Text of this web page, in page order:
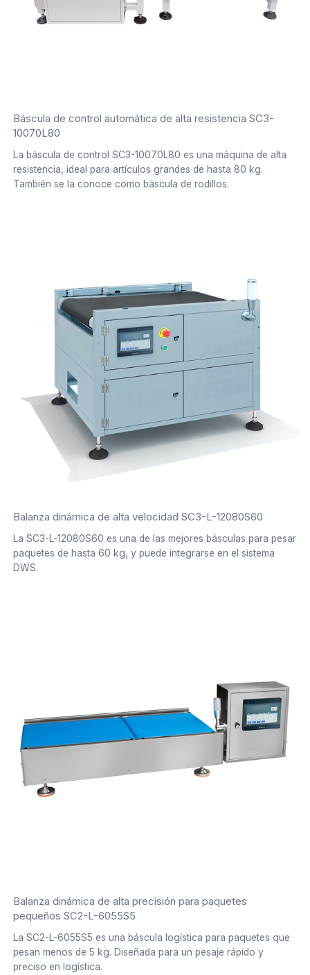
Báscula de control automática de alta resistencia SC3-
10070L80
La báscula de control SC3-10070L80 es una máquina de alta
resistencia, ideal para artículos grandes de hasta 80 kg.
También se la conoce como báscula de rodillos.
Balanza dinámica de alta velocidad SC3-L-12080S60
La SC3-L-12080S60 es una de las mejores básculas para pesar
paquetes de hasta 60 kg, y puede integrarse en el sistema
DWS.
Balanza dinámica de alta precisión para paquetes
pequeños SC2-L-6055S5
La SC2-L-6055S5 es una báscula logística para paquetes que
pesan menos de 5 kg. Diseñada para un pesaje rápido y
preciso en logística.